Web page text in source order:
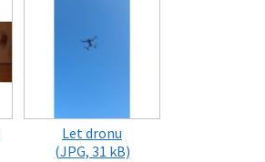
Let dronu
(JPG, 31 kB)